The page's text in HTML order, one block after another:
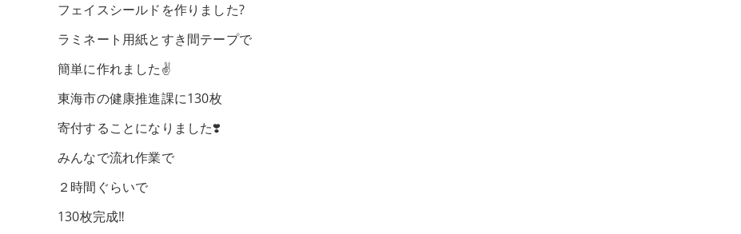
フェイスシールドを作りました?
ラミネート用紙とすき間テープで
簡単に作れました✌️
東海市の健康推進課に130枚
寄付することになりました❣️
みんなで流れ作業で
２時間ぐらいで
130枚完成‼️